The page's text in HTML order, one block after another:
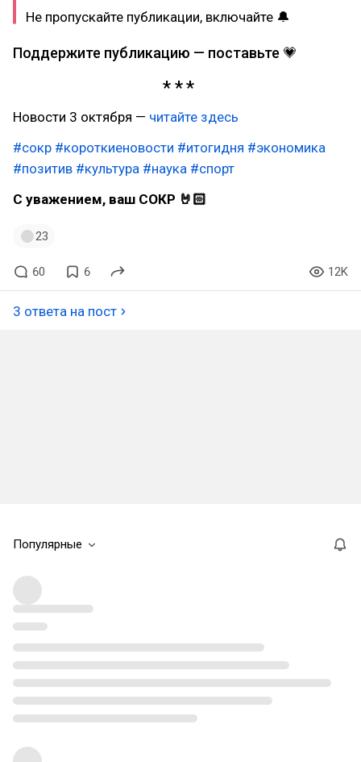
Не пропускайте публикации, включайте 🔔
Поддержите публикацию — поставьте 💗
Новости 3 октября — читайте здесь
#сокр #короткиеновости #итогидня #экономика
#позитив #культура #наука #спорт
С уважением, ваш СОКР 🤘🏻
23
60 6 12K
3 ответа на пост
Популярные